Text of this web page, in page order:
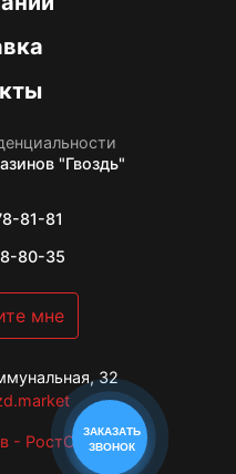
"Гвоздь"
81-81
80-35
мне
32
- РостСайт
ЗАКАЗАТЬ
ЗВОНОК